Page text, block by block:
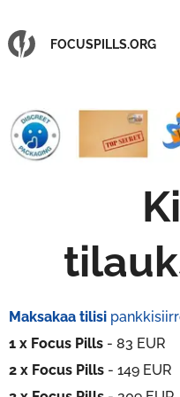
FOCUSPILLS.ORG
Maksakaa tilisi
1 x Focus Pills - 83 EUR
2 x Focus Pills - 149 EUR